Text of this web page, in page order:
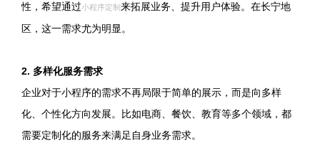
性，希望通过小程序定制 来拓展业务、提升用户体验。在长宁地
区，这一需求尤为明显。
2. 多样化服务需求
企业对于小程序的需求不再局限于简单的展示，而是向多样
化、个性化方向发展。比如电商、餐饮、教育等多个领域，都
需要定制化的服务来满足自身业务需求。